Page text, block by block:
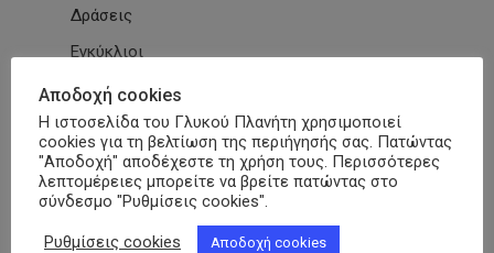
Δράσεις
Εγκύκλιοι
Εθνικές & Διεθνείς Συμβάσεις
Εκδηλώσεις Συλλόγων
Εκπαίδευση
Εκπαιδευτικά Μαθήματα
Επιστημονικά Άρθρα
Αποδοχή cookies
Η ιστοσελίδα του Γλυκού Πλανήτη χρησιμοποιεί
cookies για τη βελτίωση της περιήγησής σας. Πατώντας
"Αποδοχή" αποδέχεστε τη χρήση τους. Περισσότερες
λεπτομέρειες μπορείτε να βρείτε πατώντας στο
σύνδεσμο "Ρυθμίσεις cookies".
Ρυθμίσεις cookies Αποδοχή cookies